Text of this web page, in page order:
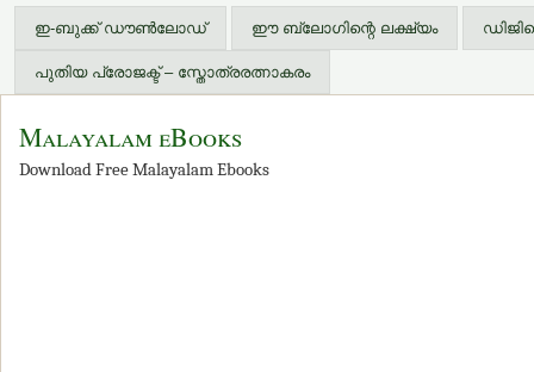
ഇ-ബുക്ക് ഡൗണ്‍ലോഡ് ഈ ബ്ലോഗിന്റെ ലക്ഷ്യം
പുതിയ പ്രോജക്ട് – സ്തോത്രരത്നാകരം
Malayalam eBooks
Download Free Malayalam Ebooks